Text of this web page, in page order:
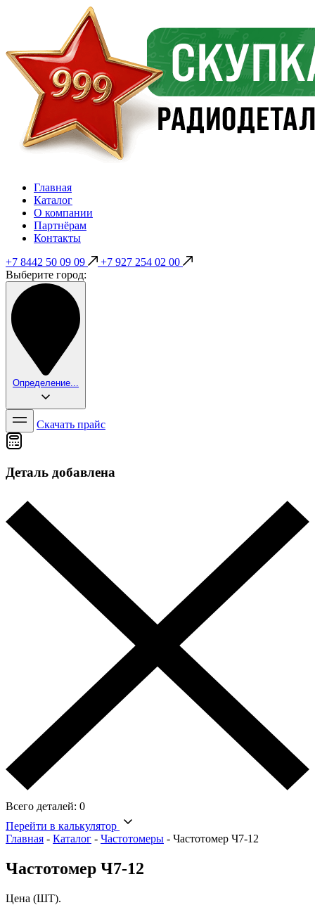
Главная
Каталог
О компании
Партнёрам
Контакты
+7 8442 50 09 09
+7 927 254 02 00
Выберите город:
Определение...
Скачать прайс
Деталь добавлена
Всего деталей: 0
Перейти в калькулятор
Главная - Каталог - Частотомеры - Частотомер Ч7-12
Частотомер Ч7-12
Цена (ШТ).